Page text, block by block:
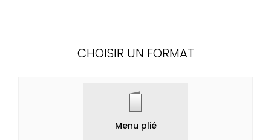
CHOISIR UN FORMAT
Menu plié